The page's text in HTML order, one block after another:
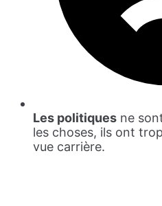
Les politiques ne
les choses, ils ont
vue carrière.